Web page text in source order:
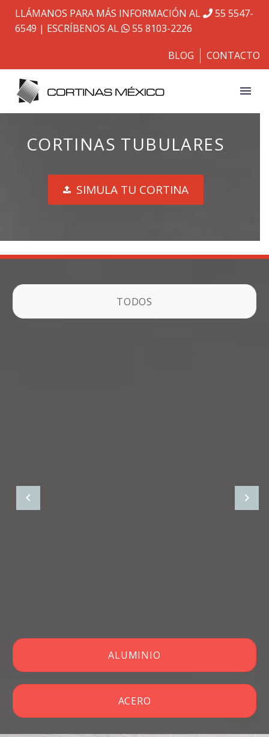
LLÁMANOS PARA MÁS INFORMACIÓN AL
55 5547-
6549 | ESCRÍBENOS AL 55 8103-2226
BLOG CONTACTO
CORTINAS TUBULARES
 SIMULA TU CORTINA
TODOS
ALUMINIO
ACERO